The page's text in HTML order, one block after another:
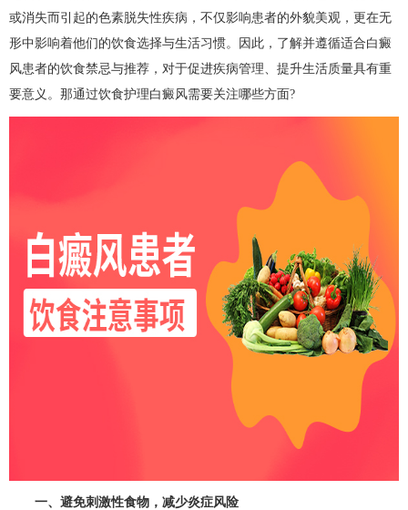
或消失而引起的色素脱失性疾病，不仅影响患者的外貌美观，更在无
形中影响着他们的饮食选择与生活习惯。因此，了解并遵循适合白癜
风患者的饮食禁忌与推荐，对于促进疾病管理、提升生活质量具有重
要意义。那通过饮食护理白癜风需要关注哪些方面?
一、避免刺激性食物，减少炎症风险